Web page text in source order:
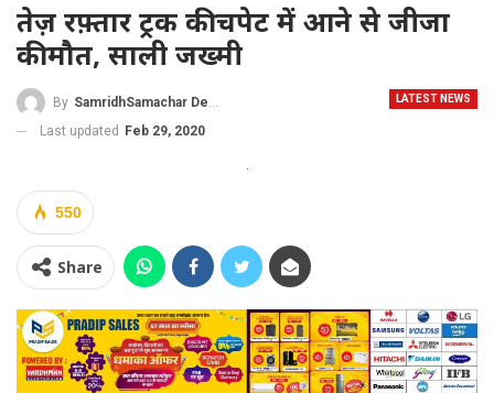
तेज़ रफ़्तार ट्रक की चपेट में आने से जीजा
की मौत, साली जख्मी
LATEST NEWS
By SamridhSamachar Desk
Last updated Feb 29, 2020
550
Share